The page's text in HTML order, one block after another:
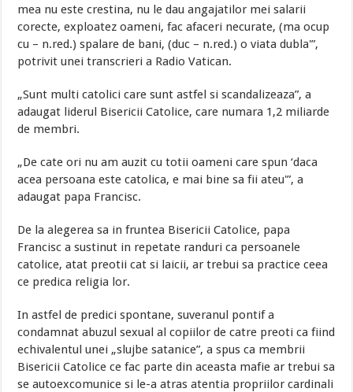
mea nu este crestina, nu le dau angajatilor mei salarii
corecte, exploatez oameni, fac afaceri necurate, (ma ocup
cu – n.red.) spalare de bani, (duc – n.red.) o viata dubla'”,
potrivit unei transcrieri a Radio Vatican.
„Sunt multi catolici care sunt astfel si scandalizeaza”, a
adaugat liderul Bisericii Catolice, care numara 1,2 miliarde
de membri.
„De cate ori nu am auzit cu totii oameni care spun ‘daca
acea persoana este catolica, e mai bine sa fii ateu'”, a
adaugat papa Francisc.
De la alegerea sa in fruntea Bisericii Catolice, papa
Francisc a sustinut in repetate randuri ca persoanele
catolice, atat preotii cat si laicii, ar trebui sa practice ceea
ce predica religia lor.
In astfel de predici spontane, suveranul pontif a
condamnat abuzul sexual al copiilor de catre preoti ca fiind
echivalentul unei „slujbe satanice”, a spus ca membrii
Bisericii Catolice ce fac parte din aceasta mafie ar trebui sa
se autoexcomunice si le-a atras atentia propriilor cardinali